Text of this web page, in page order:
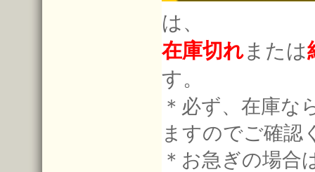
は、
在庫切れまたは
す。
＊必ず、在庫な
ますのでご確認
＊お急ぎの場合